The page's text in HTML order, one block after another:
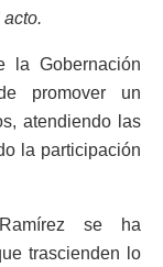
la Gobernación
promover un
atendiendo las
la participación
se ha
trascienden lo